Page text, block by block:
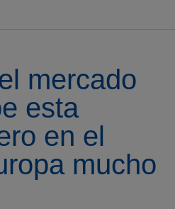
mercado
esta
en el
mucho